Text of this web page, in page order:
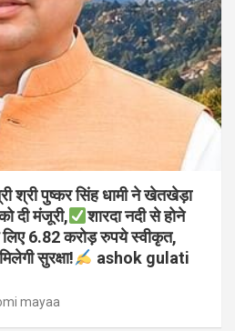
श्री पुष्कर सिंह धामी ने खेतखेड़ा
दी मंजूरी,
शारदा नदी से होने
6.82 करोड़ रुपये स्वीकृत,
सुरक्षा!
ashok gulati
mayaa